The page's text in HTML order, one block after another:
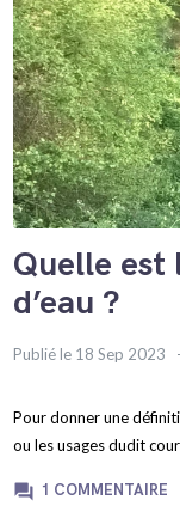
Quelle est
d’eau ?
Publié le 18 Sep 2023
Pour donner une
ou les usages dudit
question_answer 1 COMMENTAIRE